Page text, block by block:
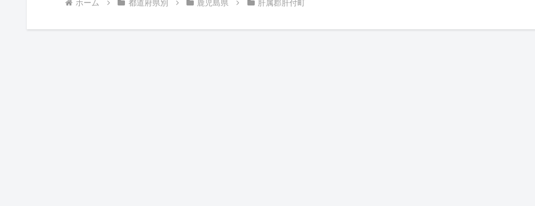
ホーム 都道府県別 鹿児島県 肝属郡肝付町